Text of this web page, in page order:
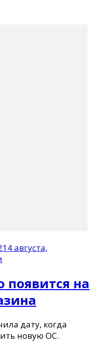
4 августа,
появится на
дату, когда
новую ОС.